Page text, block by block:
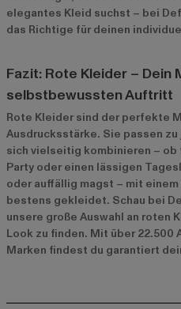
elegantes Kleid suchst – bei
das Richtige für deinen
Fazit: Rote Kleider – Dein
selbstbewussten Auftritt
Rote Kleider sind der perfekte
Ausdrucksstärke. Sie passen
sich vielseitig kombinieren – ob
Party oder einen lässigen
oder auffällig magst – mit
bestens gekleidet. Schau bei
unsere große Auswahl an roten
Look zu finden. Mit über 22.500
Marken findest du garantiert